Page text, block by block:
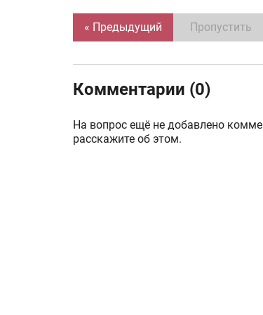
« Предыдущий Пропустить
Комментарии (0)
На вопрос ещё не добавлено
расскажите об этом.